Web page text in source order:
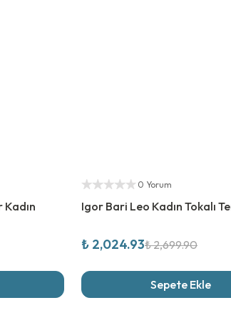
Yetkili Satıcı
0 Yorum
Igor Bari Leo Kadın Tokalı
₺ 2,024.93₺ 2,699.90
Sepete Ekle